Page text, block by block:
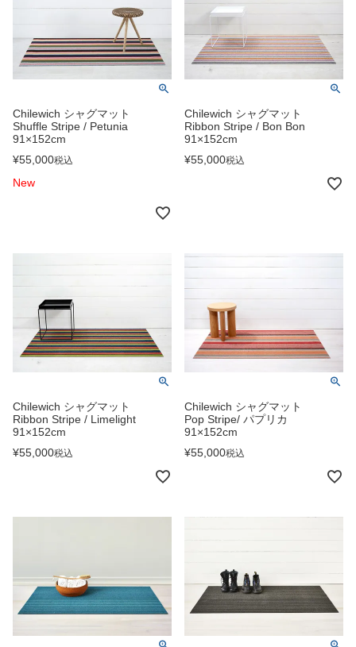
Chilewich シャグマット
Shuffle Stripe / Petunia
91×152cm
¥55,000税込
New
Chilewich シャグマット
Ribbon Stripe / Bon Bon
91×152cm
¥55,000税込
Chilewich シャグマット
Ribbon Stripe / Limelight
91×152cm
¥55,000税込
Chilewich シャグマット
Pop Stripe/ パプリカ
91×152cm
¥55,000税込